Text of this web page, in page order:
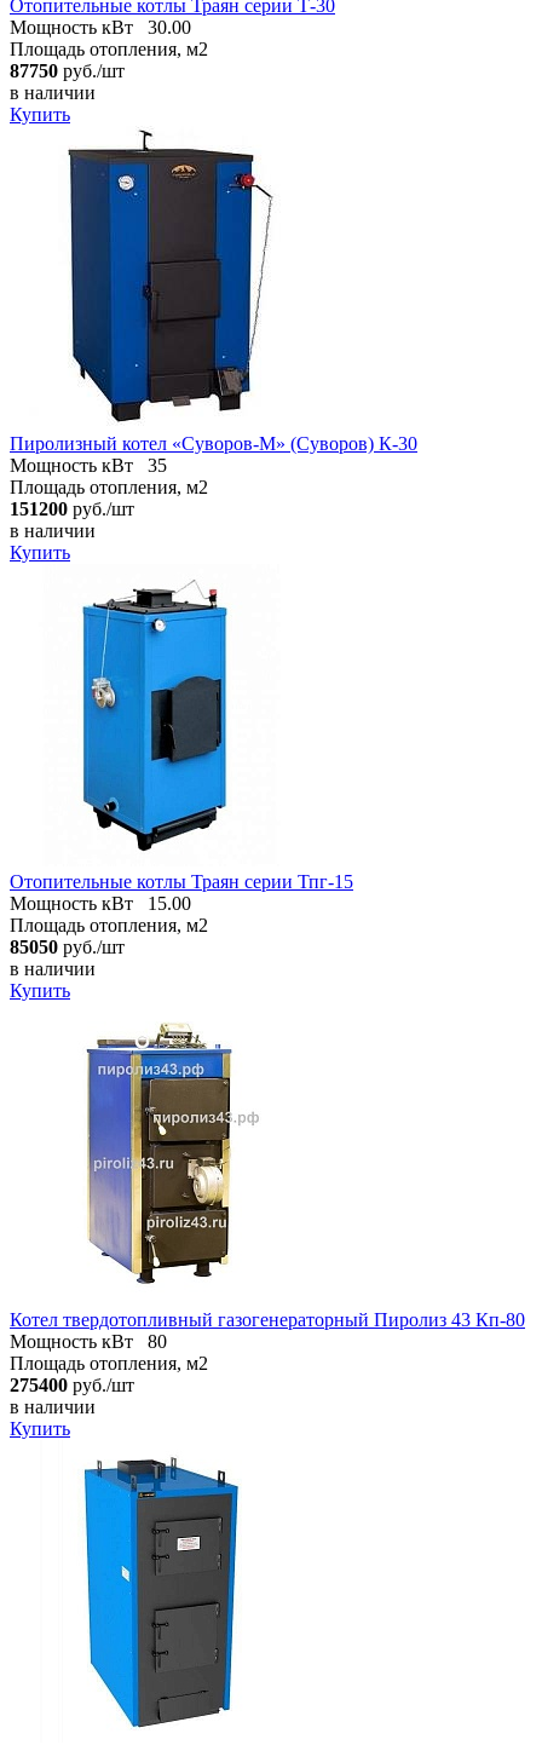
Отопительные котлы Траян серии Т-30
Мощность кВт
30.00
Площадь отопления, м2
87750 руб./шт
в наличии
Купить
Пиролизный котел «Суворов-М» (Суворов) К-30
Мощность кВт
35
Площадь отопления, м2
151200 руб./шт
в наличии
Купить
Отопительные котлы Траян серии Тпг-15
Мощность кВт
15.00
Площадь отопления, м2
85050 руб./шт
в наличии
Купить
Котел твердотопливный газогенераторный Пиролиз 43 Кп-80
Мощность кВт
80
Площадь отопления, м2
275400 руб./шт
в наличии
Купить